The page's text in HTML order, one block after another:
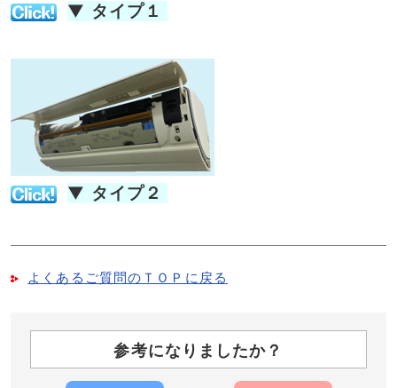
▼ タイプ１
▼ タイプ２
よくあるご質問のＴＯＰに戻る
参考になりましたか？